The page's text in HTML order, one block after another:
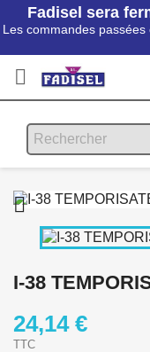
Fadisel sera
Les commandes


I-38
24,14 €
TTC